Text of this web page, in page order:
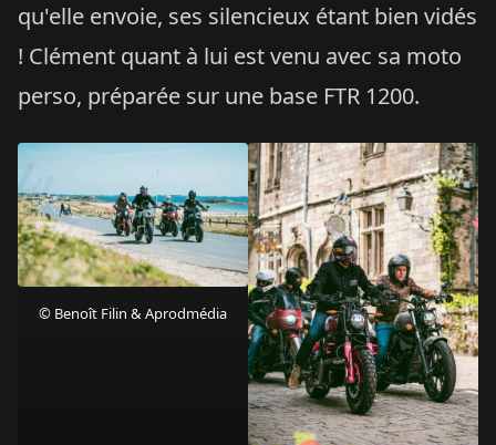
qu'elle envoie, ses silencieux étant bien vidés
! Clément quant à lui est venu avec sa moto
perso, préparée sur une base FTR 1200.
© Benoît Filin & Aprodmédia